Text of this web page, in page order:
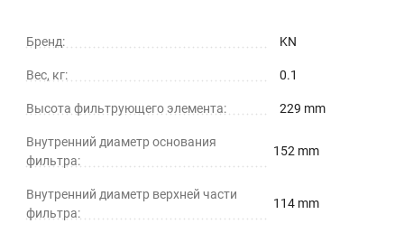
Бренд: KN
Вес, кг: 0.1
Высота фильтрующего элемента: 229 mm
Внутренний диаметр основания
фильтра:
152 mm
Внутренний диаметр верхней части
фильтра:
114 mm